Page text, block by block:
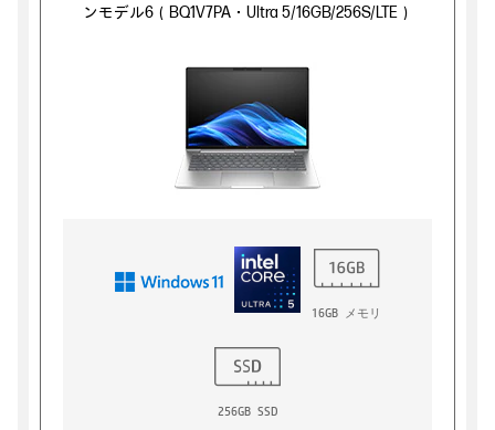
ンモデル6（BQ1V7PA・Ultra 5/16GB/256S/LTE）
16GB メモリ
256GB SSD